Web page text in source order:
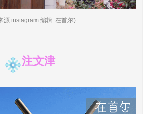
源:instagram 编辑: 在首尔)
注文津